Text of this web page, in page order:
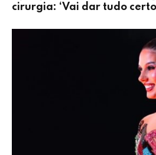
cirurgia: ‘Vai dar tudo